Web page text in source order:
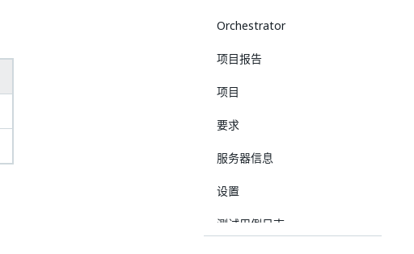
Orchestrator
项目报告
项目
要求
服务器信息
设置
测试用例日志